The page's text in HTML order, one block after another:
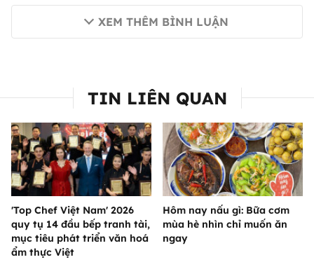
XEM THÊM BÌNH LUẬN
TIN LIÊN QUAN
'Top Chef Việt Nam' 2026
quy tụ 14 đầu bếp tranh tài,
mục tiêu phát triển văn hoá
ẩm thực Việt
Hôm nay nấu gì: Bữa cơm
mùa hè nhìn chỉ muốn ăn
ngay